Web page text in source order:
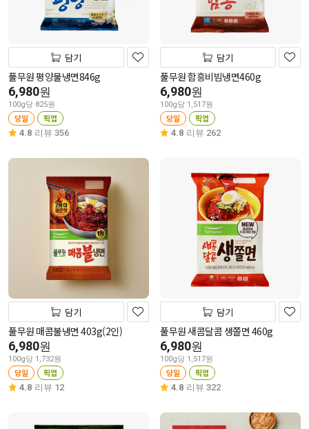
담기
풀무원 평양물냉면846g
6,980원
100g당 825원
당일 픽업
4.8 리뷰 356
담기
풀무원 함흥비빔냉면460g
6,980원
100g당 1,517원
당일 픽업
4.8 리뷰 262
담기
풀무원 매콤불냉면 403g(2인)
6,980원
100g당 1,732원
당일 픽업
4.8 리뷰 12
담기
풀무원 새콤달콤 생쫄면 460g
6,980원
100g당 1,517원
당일 픽업
4.8 리뷰 322